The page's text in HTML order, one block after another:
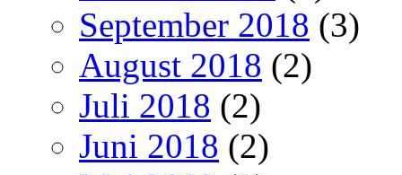
September 2018 (3)
August 2018 (2)
Juli 2018 (2)
Juni 2018 (2)